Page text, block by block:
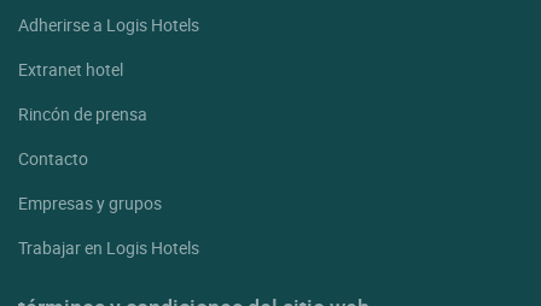
Adherirse a Logis Hotels
Extranet hotel
Rincón de prensa
Contacto
Empresas y grupos
Trabajar en Logis Hotels